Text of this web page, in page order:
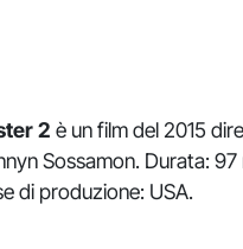
2 è un film del 2015
Sossamon. Durata:
di produzione: USA.